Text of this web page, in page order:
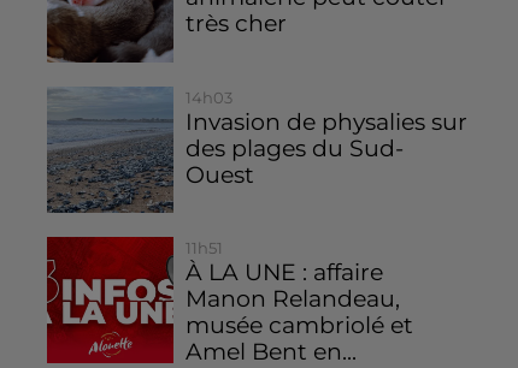
très cher
14h03
Invasion de physalies sur
des plages du Sud-
Ouest
11h51
À LA UNE : affaire
Manon Relandeau,
musée cambriolé et
Amel Bent en...